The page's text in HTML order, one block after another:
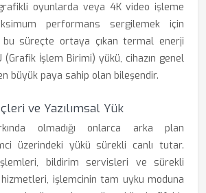
oyunlarda veya 4K video işleme
performans sergilemek için
bu süreçte ortaya çıkan termal enerji
(Grafik İşlem Birimi) yükü, cihazın genel
en büyük paya sahip olan bileşendir.
ve Yazılımsal Yük
olmadığı onlarca arka plan
üzerindeki yükü sürekli canlı tutar.
bildirim servisleri ve sürekli
işlemcinin tam uyku moduna